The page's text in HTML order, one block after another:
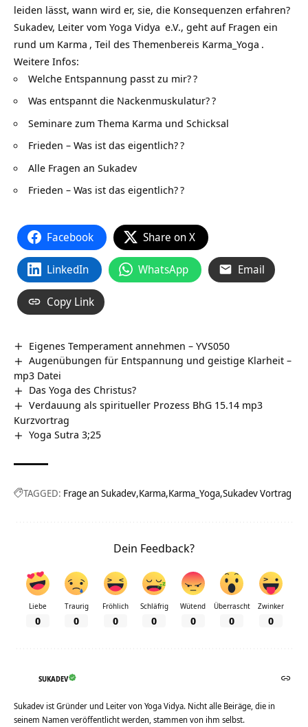
leiden lässt, wann wird er, sie, die Konsequenzen erfahren?
Sukadev, Leiter vom Yoga Vidya e.V., geht auf Fragen ein
rund um Karma , Teil des Themenbereis Karma_Yoga .
Weitere Infos:
Welche Entspannung passt zu mir??
Was entspannt die Nackenmuskulatur??
Seminare zum Thema Karma und Schicksal
Frieden – Was ist das eigentlich??
Alle Fragen an Sukadev
Frieden – Was ist das eigentlich??
Facebook Share on X
LinkedIn WhatsApp Email
Copy Link
Eigenes Temperament annehmen – YVS050
Augenübungen für Entspannung und geistige Klarheit –
mp3 Datei
Das Yoga des Christus?
Verdauung als spiritueller Prozess BhG 15.14 mp3
Kurzvortrag
Yoga Sutra 3;25
TAGGED: Frage an Sukadev Karma Karma_Yoga Sukadev Vortrag
Dein Feedback?
Liebe
0
Traurig
0
Fröhlich
0
Schläfrig
0
Wütend
0
Überrascht
0
Zwinker
0
SUKADEV
Sukadev ist Gründer und Leiter von Yoga Vidya. Nicht alle Beiräge, die in
seinem Namen veröffentlicht werden, stammen von ihm selbst.